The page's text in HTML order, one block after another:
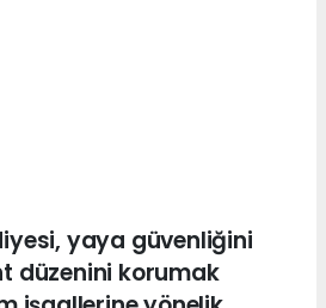
yaya güvenliğini
düzenini korumak